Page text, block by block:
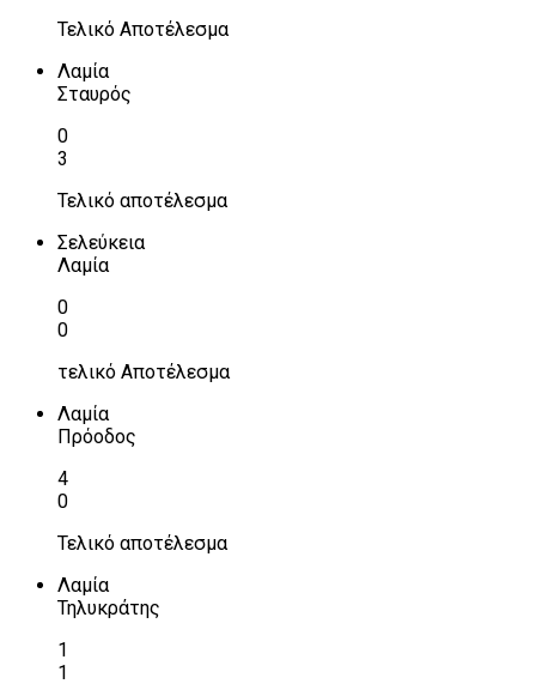
Τελικό Αποτέλεσμα
Λαμία
Σταυρός
0
3
Τελικό αποτέλεσμα
Σελεύκεια
Λαμία
0
0
τελικό Αποτέλεσμα
Λαμία
Πρόοδος
4
0
Τελικό αποτέλεσμα
Λαμία
Τηλυκράτης
1
1